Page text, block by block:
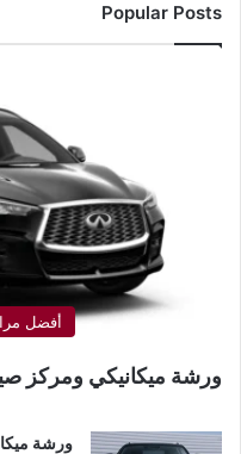
Popular Posts
أفضل
ورشة ميكانيكي ومركز
ورشة